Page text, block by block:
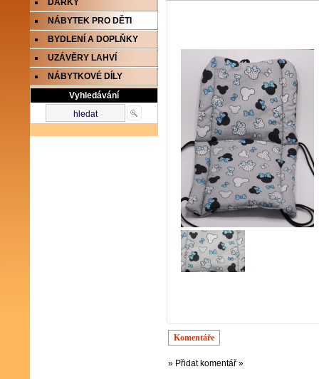
DÁRKY
NÁBYTEK PRO DĚTI
BYDLENÍ A DOPLŇKY
UZÁVĚRY LAHVÍ
NÁBYTKOVÉ DÍLY
Vyhledávání
Komentáře
» Přidat komentář »